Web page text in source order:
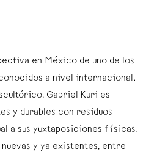
en México de uno de los
a nivel internacional.
Gabriel Kuri es
y durables con residuos
a sus yuxtaposiciones físicas.
y ya existentes, entre